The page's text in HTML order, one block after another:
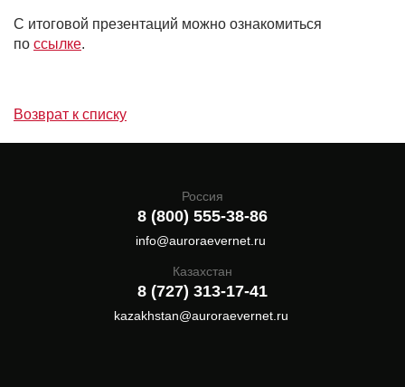
С итоговой презентаций можно ознакомиться
по ссылке.
Возврат к списку
Россия
8 (800) 555-38-86
info@auroraevernet.ru
Казахстан
8 (727) 313-17-41
kazakhstan@auroraevernet.ru